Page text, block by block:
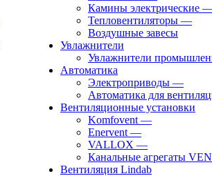
Камины электрические
Тепловентиляторы —
Воздушные завесы
Увлажнители
Увлажнители
Автоматика
Электроприводы —
Автоматика для
Вентиляционные установки
Komfovent —
Enervent —
VALLOX —
Канальные агрегаты
Вентиляция Lindab